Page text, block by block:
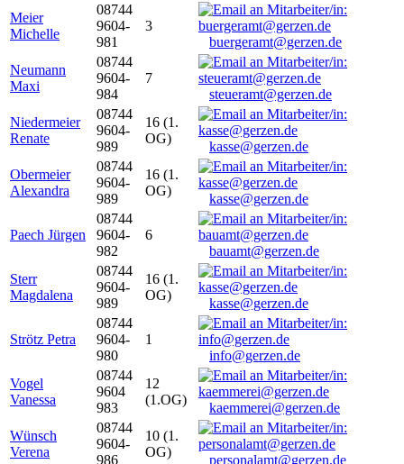
Meier
Michelle
08744
9604-
981
3
buergeramt@gerzen.de
Neumann
Maxi
08744
9604-
984
7
steueramt@gerzen.de
Niedermeier
Renate
08744
9604-
989
16 (1.
OG)
kasse@gerzen.de
Obermeier
Alexandra
08744
9604-
989
16 (1.
OG)
kasse@gerzen.de
Paech Jürgen
08744
9604-
982
6
bauamt@gerzen.de
Sterr
Magdalena
08744
9604-
989
16 (1.
OG)
kasse@gerzen.de
Strötz Petra
08744
9604-
980
1
info@gerzen.de
Vogel
Vanessa
08744
9604
983
12
(1.OG)
kaemmerei@gerzen.de
Wünsch
Verena
08744
9604-
986
10 (1.
OG)
personalamt@gerzen.de